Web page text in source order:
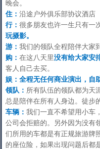
晚会。
住： 沿途户外俱乐部协议酒店
行： 很多朋友也许一生只有一
玩摄影。
游： 我们的领队全程陪伴大家
购： 在这八天里没有给大家安
客人自己去买。
娱： 全程无任何商业演出，自
领队： 所有队伍的领队都为天
总是陪伴在所有人身边。徒步
车辆： 我们一直不希望用小车
公司会拒赔的。另外因为没有
们所用的车都是有正规旅游牌
的座位险，如果出现问题后都